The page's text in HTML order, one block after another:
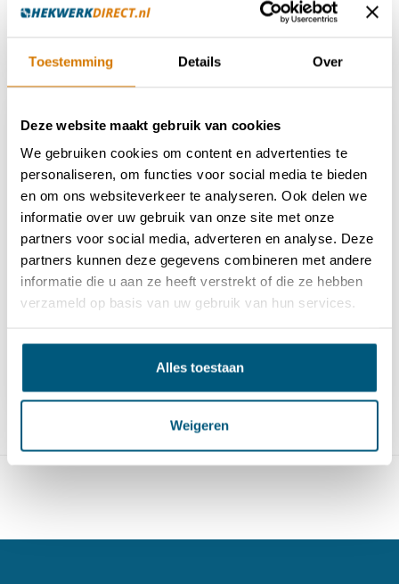
Toestemming Details Over
Deze website maakt gebruik van cookies
We gebruiken cookies om content en advertenties te
personaliseren, om functies voor social media te bieden
en om ons websiteverkeer te analyseren. Ook delen we
informatie over uw gebruik van onze site met onze
partners voor social media, adverteren en analyse. Deze
partners kunnen deze gegevens combineren met andere
informatie die u aan ze heeft verstrekt of die ze hebben
verzameld op basis van uw gebruik van hun services.
Alles toestaan
Weigeren
€106,95
Vlechtband clip
dubbelstaafmat (per 2
€1,95
-17%
Vlechtband
Dubbelstaafmat stroken
€8,99 €7,50
Toon1-4van 4